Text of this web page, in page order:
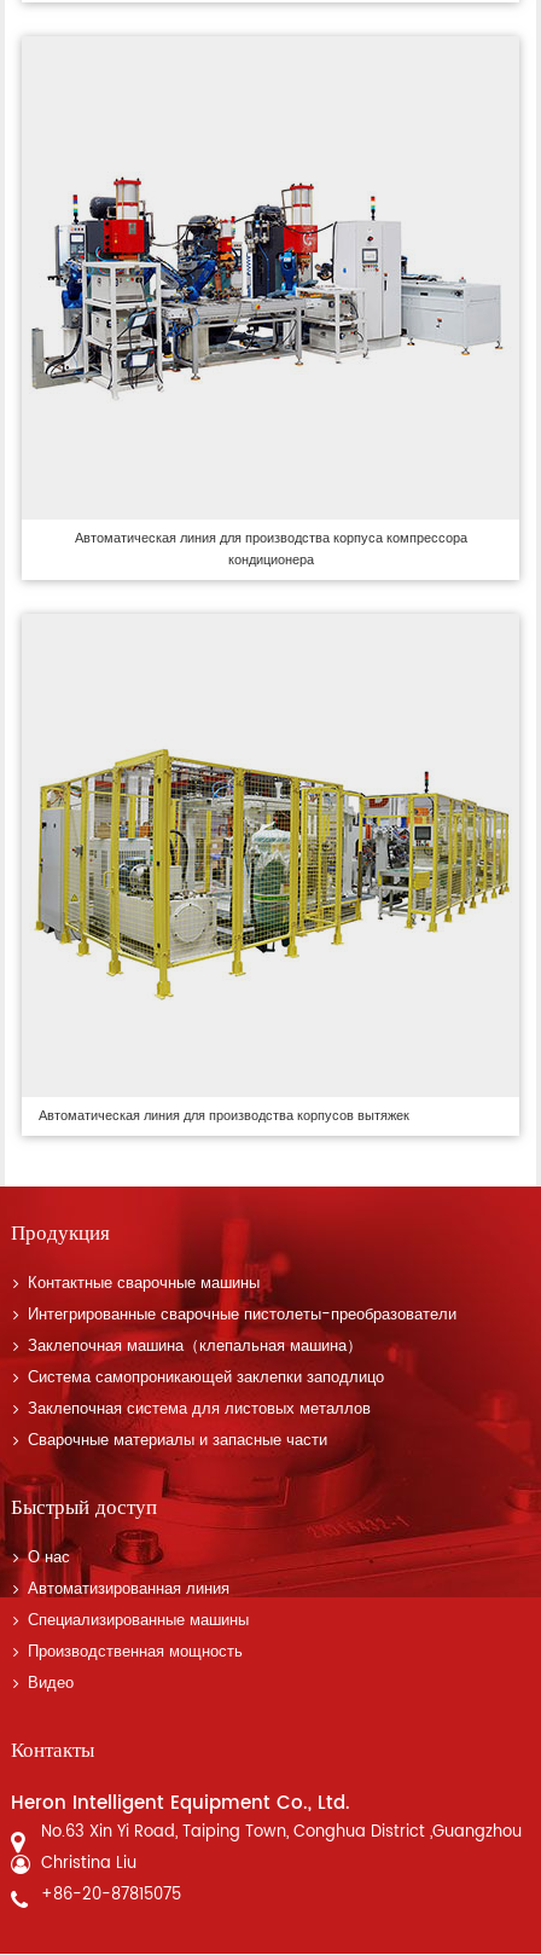
Автоматическая линия для производства корпуса компрессора
кондиционера
Автоматическая линия для производства корпусов вытяжек
Продукция
Контактные сварочные машины
Интегрированные сварочные пистолеты-преобразователи
Заклепочная машина（клепальная машина）
Система самопроникающей заклепки заподлицо
Заклепочная система для листовых металлов
Сварочные материалы и запасные части
Быстрый доступ
О нас
Автоматизированная линия
Специализированные машины
Производственная мощность
Видео
Контакты
Heron Intelligent Equipment Co., Ltd.
No.63 Xin Yi Road, Taiping Town, Conghua District ,Guangzhou
Christina Liu
+86-20-87815075